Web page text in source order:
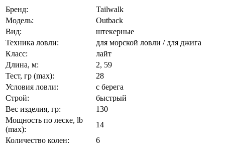
Бренд:
Tailwalk
Модель:
Outback
Вид:
штекерные
Техника ловли:
для морской ловли / для джига
Класс:
лайт
Длина, м:
2, 59
Тест, гр (max):
28
Условия ловли:
с берега
Строй:
быстрый
Вес изделия, гр:
130
Мощность по леске, lb
(max):
14
Количество колен:
6